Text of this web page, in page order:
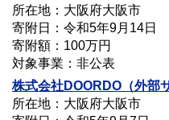
所在地：大阪府大阪市
寄附日：令和5年9月14日
寄附額：100万円
対象事業：非公表
株式会社DOORDO（外部
所在地：大阪府大阪市